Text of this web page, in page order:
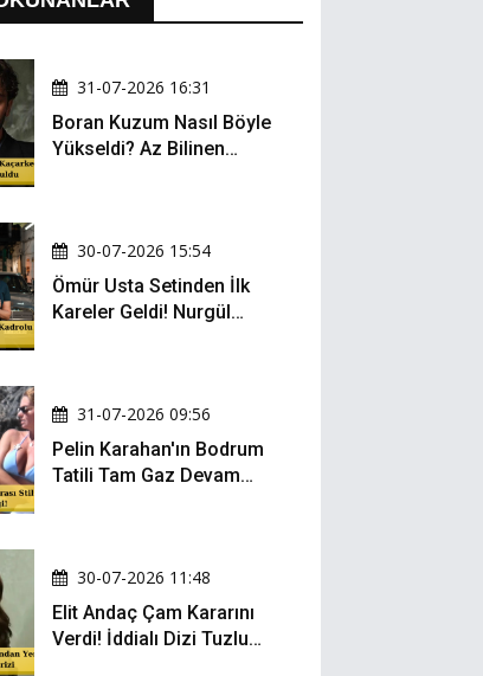
31-07-2026 16:31
Boran Kuzum Nasıl Böyle
Yükseldi? Az Bilinen
30-07-2026 15:54
Ömür Usta Setinden İlk
Kareler Geldi! Nurgül
31-07-2026 09:56
Pelin Karahan'ın Bodrum
Tatili Tam Gaz Devam
30-07-2026 11:48
Elit Andaç Çam Kararını
Verdi! İddialı Dizi Tuzlu